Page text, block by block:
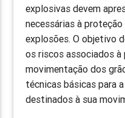
explosivas devem
necessárias à
explosões. O objetivo
os riscos associados à
movimentação dos
técnicas básicas para
destinados à sua